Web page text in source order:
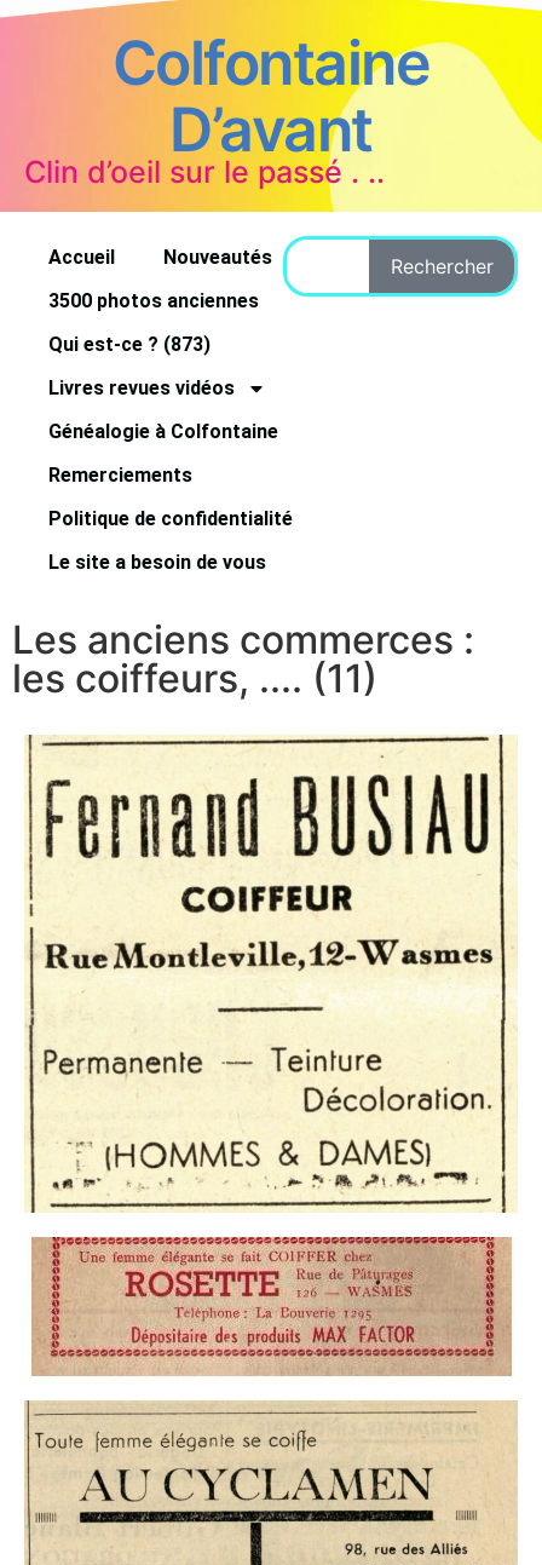
Colfontaine
D’avant
Clin d’oeil sur le passé . ..
Accueil
Nouveautés
3500 photos anciennes
Qui est-ce ? (873)
Livres revues vidéos
Généalogie à Colfontaine
Remerciements
Politique de confidentialité
Le site a besoin de vous
Rechercher
Les anciens commerces :
les coiffeurs, .... (11)